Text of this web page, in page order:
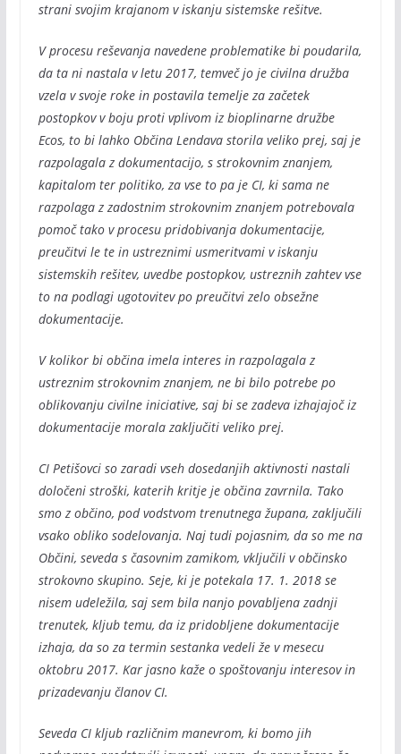
strani svojim krajanom v iskanju sistemske rešitve.
V procesu reševanja navedene problematike bi poudarila,
da ta ni nastala v letu 2017, temveč jo je civilna družba
vzela v svoje roke in postavila temelje za začetek
postopkov v boju proti vplivom iz bioplinarne družbe
Ecos, to bi lahko Občina Lendava storila veliko prej, saj je
razpolagala z dokumentacijo, s strokovnim znanjem,
kapitalom ter politiko, za vse to pa je CI, ki sama ne
razpolaga z zadostnim strokovnim znanjem potrebovala
pomoč tako v procesu pridobivanja dokumentacije,
preučitvi le te in ustreznimi usmeritvami v iskanju
sistemskih rešitev, uvedbe postopkov, ustreznih zahtev vse
to na podlagi ugotovitev po preučitvi zelo obsežne
dokumentacije.
V kolikor bi občina imela interes in razpolagala z
ustreznim strokovnim znanjem, ne bi bilo potrebe po
oblikovanju civilne iniciative, saj bi se zadeva izhajajoč iz
dokumentacije morala zaključiti veliko prej.
CI Petišovci so zaradi vseh dosedanjih aktivnosti nastali
določeni stroški, katerih kritje je občina zavrnila. Tako
smo z občino, pod vodstvom trenutnega župana, zaključili
vsako obliko sodelovanja. Naj tudi pojasnim, da so me na
Občini, seveda s časovnim zamikom, vključili v občinsko
strokovno skupino. Seje, ki je potekala 17. 1. 2018 se
nisem udeležila, saj sem bila nanjo povabljena zadnji
trenutek, kljub temu, da iz pridobljene dokumentacije
izhaja, da so za termin sestanka vedeli že v mesecu
oktobru 2017. Kar jasno kaže o spoštovanju interesov in
prizadevanju članov CI.
Seveda CI kljub različnim manevrom, ki bomo jih